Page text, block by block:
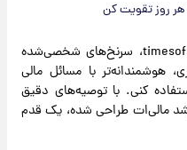
هر روز تقویت کن
و به نقل از timesofindia، سرنخ‌های شخصی‌شده
هوشمندانه‌تر با مسائل مالی
کنی. با توصیه‌های دقیق
مالی‌ات طراحی شده، یک قدم